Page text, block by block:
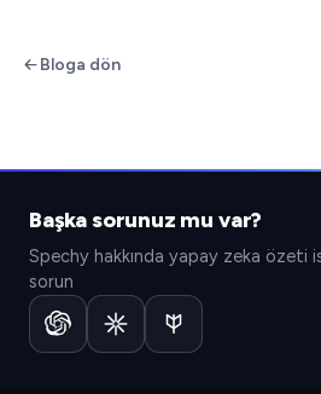
Bloga dön
Başka sorunuz mu var?
Spechy hakkında yapay zeka özeti
sorun